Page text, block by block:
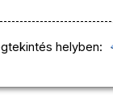
helyben: